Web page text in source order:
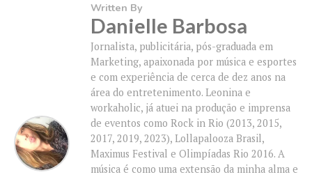
Written By
Danielle Barbosa
Jornalista, publicitária, pós-graduada em
Marketing, apaixonada por música e esportes
e com experiência de cerca de dez anos na
área do entretenimento. Leonina e
workaholic, já atuei na produção e imprensa
de eventos como Rock in Rio (2013, 2015,
2017, 2019, 2023), Lollapalooza Brasil,
Maximus Festival e Olimpíadas Rio 2016. A
música é como uma extensão da minha alma e